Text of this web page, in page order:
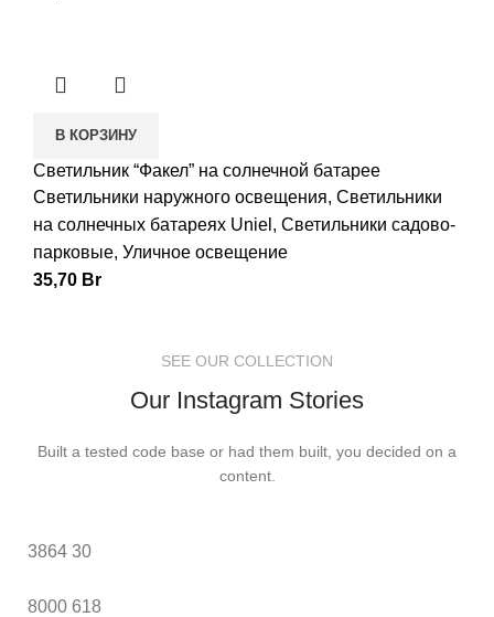
В КОРЗИНУ
Светильник “Факел” на солнечной батарее
Светильники наружного освещения, Светильники
на солнечных батареях Uniel , Светильники садово-
парковые, Уличное освещение
35,70 Br
SEE OUR COLLECTION
Our Instagram Stories
Built a tested code base or had them built, you decided on a
content.
3864 30
8000 618